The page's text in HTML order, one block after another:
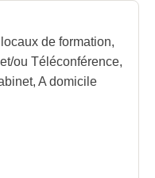
de formation,
ou Téléconférence,
A domicile